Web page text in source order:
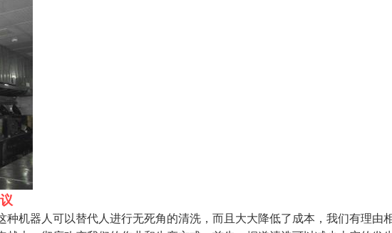
机器人可以替代人进行无死角的清洗，而且大大降低了成本，我们有理由